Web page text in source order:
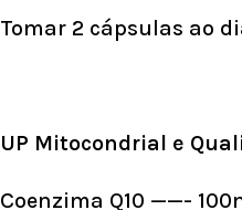
Tomar 2 cápsulas ao
UP Mitocondrial e
Coenzima Q10 ——-